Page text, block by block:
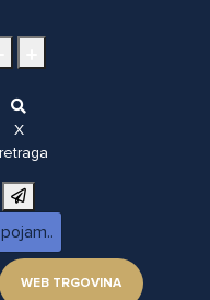
X
WEB TRGOVINA